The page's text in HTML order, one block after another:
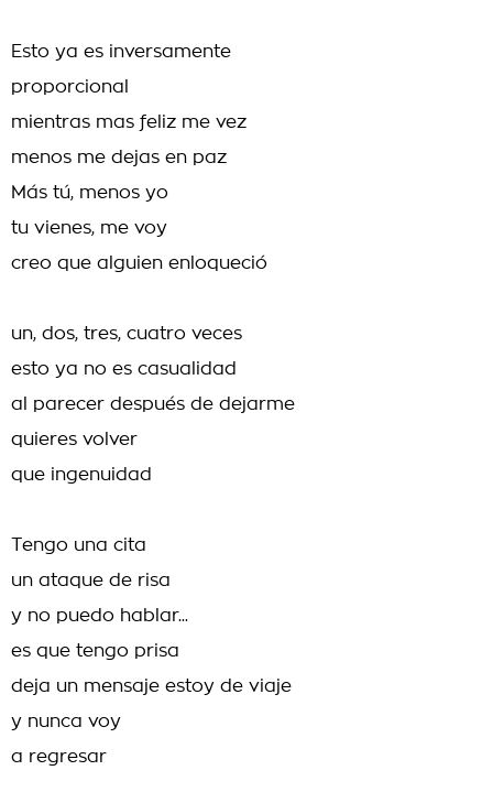
Esto ya es inversamente
proporcional
mientras mas feliz me vez
menos me dejas en paz
Más tú, menos yo
tu vienes, me voy
creo que alguien enloqueció
un, dos, tres, cuatro veces
esto ya no es casualidad
al parecer después de dejarme
quieres volver
que ingenuidad
Tengo una cita
un ataque de risa
y no puedo hablar...
es que tengo prisa
deja un mensaje estoy de viaje
y nunca voy
a regresar